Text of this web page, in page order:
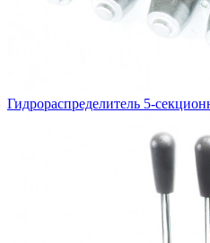
Гидрораспределитель 5-